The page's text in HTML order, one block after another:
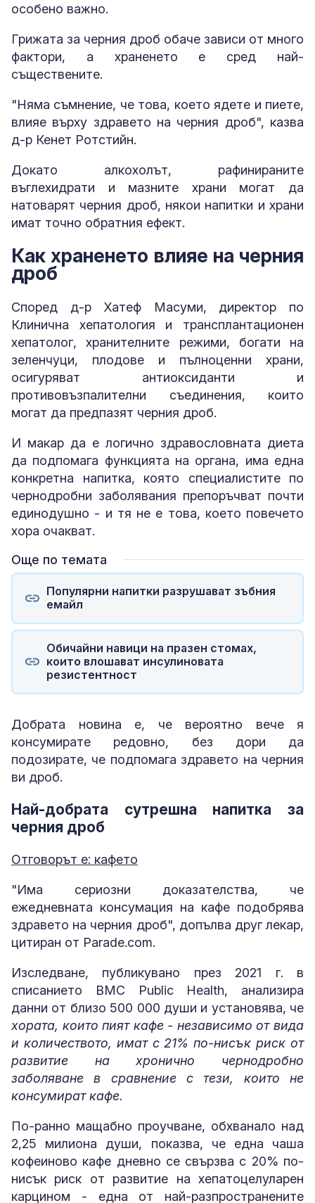
особено важно.
Грижата за черния дроб обаче зависи от много
фактори, а храненето е сред най-
съществените.
"Няма съмнение, че това, което ядете и пиете,
влияе върху здравето на черния дроб", казва
д-р Кенет Ротстийн.
Докато алкохолът, рафинираните
въглехидрати и мазните храни могат да
натоварят черния дроб, някои напитки и храни
имат точно обратния ефект.
Как храненето влияе на черния
дроб
Според д-р Хатеф Масуми, директор по
Клинична хепатология и трансплантационен
хепатолог, хранителните режими, богати на
зеленчуци, плодове и пълноценни храни,
осигуряват антиоксиданти и
противовъзпалителни съединения, които
могат да предпазят черния дроб.
И макар да е логично здравословната диета
да подпомага функцията на органа, има една
конкретна напитка, която специалистите по
чернодробни заболявания препоръчват почти
единодушно - и тя не е това, което повечето
хора очакват.
Още по темата
Популярни напитки разрушават зъбния
емайл
Обичайни навици на празен стомах,
които влошават инсулиновата
резистентност
Добрата новина е, че вероятно вече я
консумирате редовно, без дори да
подозирате, че подпомага здравето на черния
ви дроб.
Най-добрата сутрешна напитка за
черния дроб
Отговорът е: кафето
"Има сериозни доказателства, че
ежедневната консумация на кафе подобрява
здравето на черния дроб", допълва друг лекар,
цитиран от Parade.com.
Изследване, публикувано през 2021 г. в
списанието BMC Public Health, анализира
данни от близо 500 000 души и установява, че
хората, които пият кафе - независимо от вида
и количеството, имат с 21% по-нисък риск от
развитие на хронично чернодробно
заболяване в сравнение с тези, които не
консумират кафе.
По-ранно мащабно проучване, обхванало над
2,25 милиона души, показва, че една чаша
кофеиново кафе дневно се свързва с 20% по-
нисък риск от развитие на хепатоцелуларен
карцином - една от най-разпространените